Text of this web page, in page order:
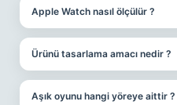
Apple Watch nasıl ölçülür ?
Ürünü tasarlama amacı nedir ?
Aşık oyunu hangi yöreye aittir ?